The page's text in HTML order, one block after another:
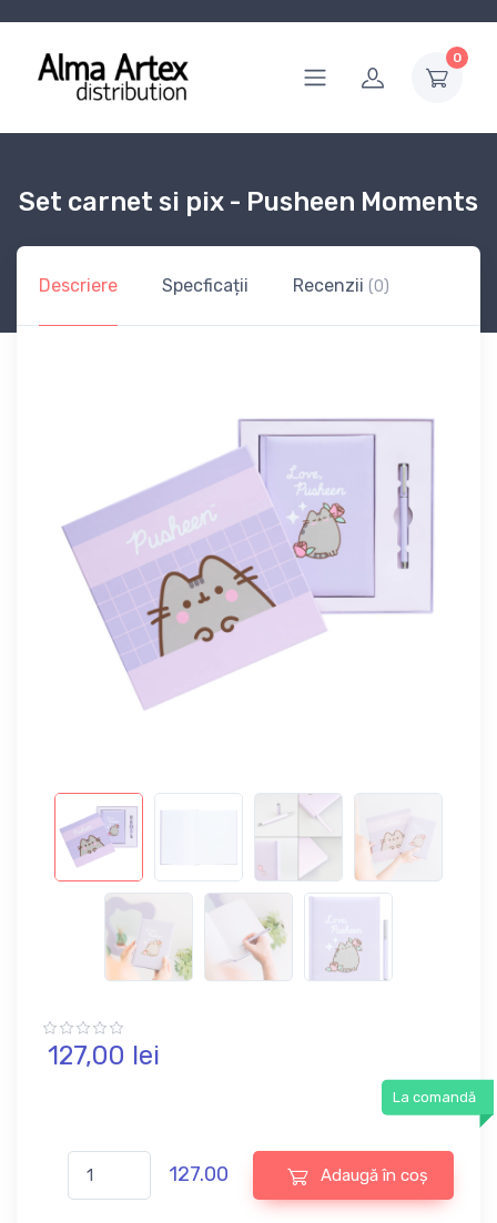
0
Set carnet si pix - Pusheen Moments
Descriere Specficații Recenzii (0)
127,00 lei
La comandă
127.00 Adaugă în coș